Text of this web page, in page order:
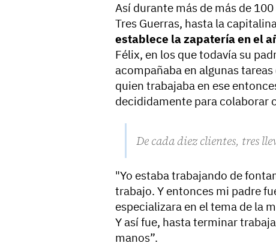
Así durante más de más de
Tres Guerras, hasta la
establece la zapatería en el
Félix, en los que todavía su
acompañaba en algunas
quien trabajaba en ese
decididamente para colaborar
De cada diez clientes, tres
"Yo estaba trabajando de
trabajo. Y entonces mi padre
especializara en el tema de la
Y así fue, hasta terminar
manos”.